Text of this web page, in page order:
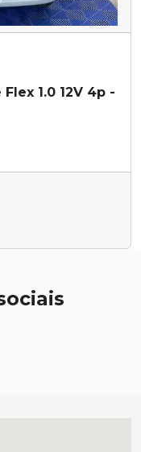
1.0 12V 4p -